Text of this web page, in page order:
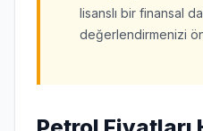
lisanslı bir finansal
değerlendirmenizi